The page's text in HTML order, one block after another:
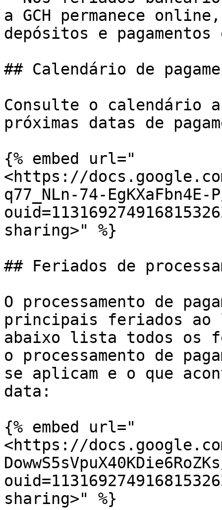
a GCH permanece
depósitos e pagamentos
## Calendário de
Consulte o calendário
próximas datas de
{% embed url="
<https://
q77_NLn-74-
sharing>" %}
## Feriados de
O processamento de
principais feriados ao
abaixo lista todos os
o processamento de
se aplicam e o que
data:
{% embed url="
<https://
sharing>" %}